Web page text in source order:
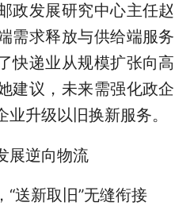
发展研究中心主任赵
需求释放与供给端服务
快递业从规模扩张向高
建议，未来需强化政企
升级以旧换新服务。
逆向物流
新取旧”无缝衔接